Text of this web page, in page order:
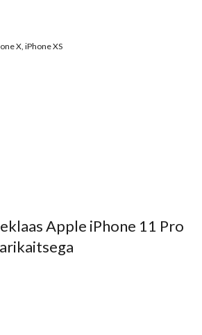
X, iPhone XS
Apple iPhone 11 Pro